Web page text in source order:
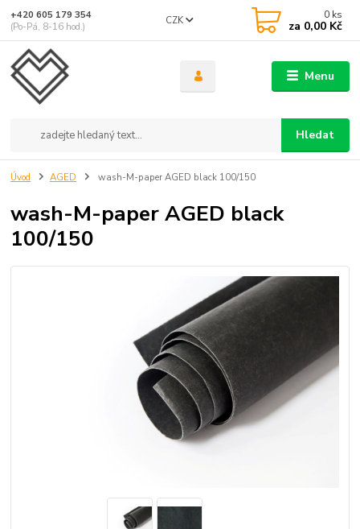
Menu
CZK
Hledat
+420 605 179 354
(Po-Pá, 8-16 hod.)
0 ks
za 0,00 Kč
Úvod AGED wash-M-paper AGED black 100/150
wash-M-paper AGED black
100/150